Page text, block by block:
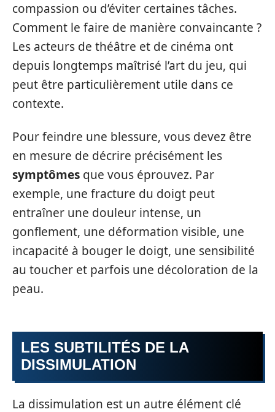
compassion ou d’éviter certaines tâches.
Comment le faire de manière convaincante ?
Les acteurs de théâtre et de cinéma ont
depuis longtemps maîtrisé l’art du jeu, qui
peut être particulièrement utile dans ce
contexte.
Pour feindre une blessure, vous devez être
en mesure de décrire précisément les
symptômes que vous éprouvez. Par
exemple, une fracture du doigt peut
entraîner une douleur intense, un
gonflement, une déformation visible, une
incapacité à bouger le doigt, une sensibilité
au toucher et parfois une décoloration de la
peau.
LES SUBTILITÉS DE LA
DISSIMULATION
La dissimulation est un autre élément clé